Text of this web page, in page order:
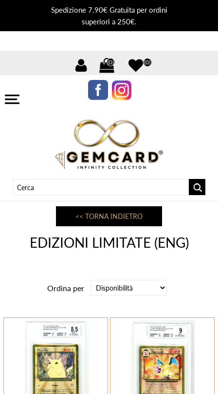
Spedizione 7.90€ Gratuita per ordini
superiori a 250€.
(0) (0)
<< TORNA INDIETRO
EDIZIONI LIMITATE (ENG)
Ordina per